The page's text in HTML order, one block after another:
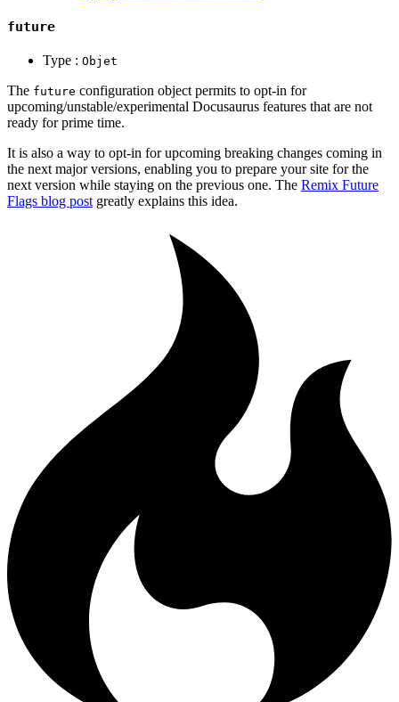
future
Type : Objet
The future configuration object permits to opt-in for
upcoming/unstable/experimental Docusaurus features that are not
ready for prime time.
It is also a way to opt-in for upcoming breaking changes coming in
the next major versions, enabling you to prepare your site for the
next version while staying on the previous one. The Remix Future
Flags blog post greatly explains this idea.